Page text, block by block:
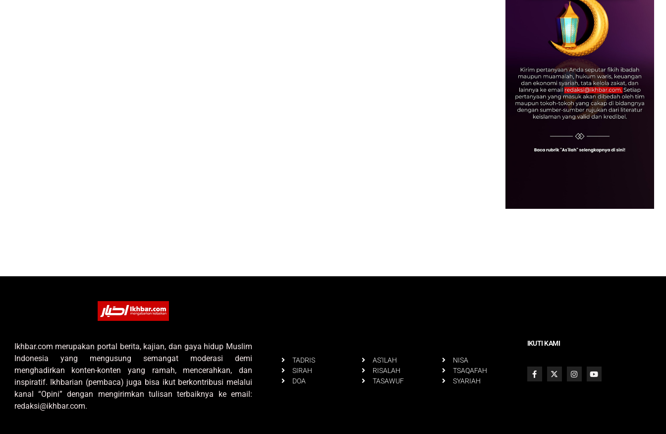
Ikhbar.com merupakan portal berita, kajian, dan gaya hidup Muslim
Indonesia yang mengusung semangat moderasi demi
menghadirkan konten-konten yang ramah, mencerahkan, dan
inspiratif. Ikhbarian (pembaca) juga bisa ikut berkontribusi melalui
kanal “Opini” dengan mengirimkan tulisan terbaiknya ke email:
redaksi@ikhbar.com.
TADRIS
SIRAH
DOA
AS'ILAH
RISALAH
TASAWUF
NISA
TSAQAFAH
SYARIAH
IKUTI KAMI